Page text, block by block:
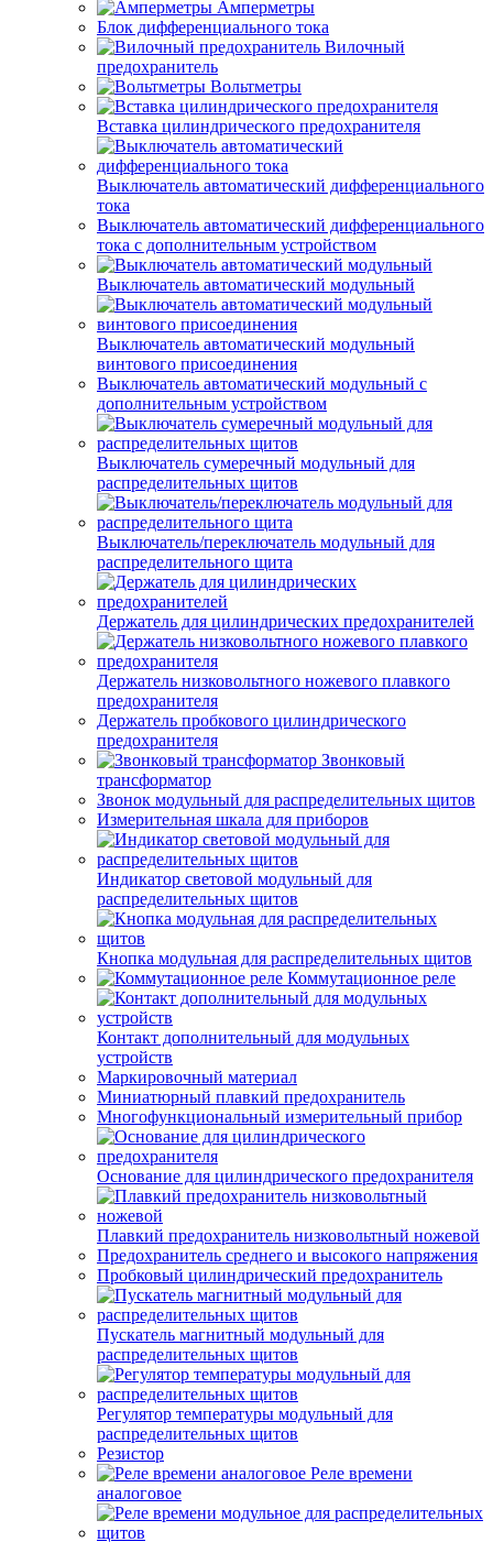
Амперметры
Блок дифференциального тока
Вилочный
предохранитель
Вольтметры
Вставка цилиндрического предохранителя
Выключатель автоматический дифференциального
тока
Выключатель автоматический дифференциального
тока с дополнительным устройством
Выключатель автоматический модульный
Выключатель автоматический модульный
винтового присоединения
Выключатель автоматический модульный с
дополнительным устройством
Выключатель сумеречный модульный для
распределительных щитов
Выключатель/переключатель модульный для
распределительного щита
Держатель для цилиндрических предохранителей
Держатель низковольтного ножевого плавкого
предохранителя
Держатель пробкового цилиндрического
предохранителя
Звонковый
трансформатор
Звонок модульный для распределительных щитов
Измерительная шкала для приборов
Индикатор световой модульный для
распределительных щитов
Кнопка модульная для распределительных щитов
Коммутационное реле
Контакт дополнительный для модульных
устройств
Маркировочный материал
Миниатюрный плавкий предохранитель
Многофункциональный измерительный прибор
Основание для цилиндрического предохранителя
Плавкий предохранитель низковольтный ножевой
Предохранитель среднего и высокого напряжения
Пробковый цилиндрический предохранитель
Пускатель магнитный модульный для
распределительных щитов
Регулятор температуры модульный для
распределительных щитов
Резистор
Реле времени
аналоговое